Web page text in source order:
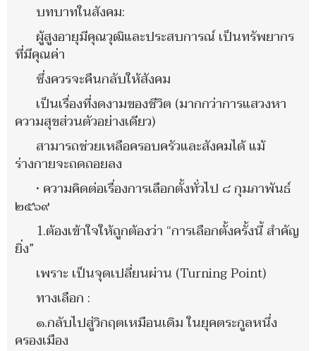
บทบาทในสังคม:
ผู้สูงอายุมีคุณวุฒิและประสบการณ์ เป็นทรัพยากร
ที่มีคุณค่า
ซึ่งควรจะคืนกลับให้สังคม
เป็นเรื่องที่งดงามของชีวิต (มากกว่าการแสวงหา
ความสุขส่วนตัวอย่างเดียว)
สามารถช่วยเหลือครอบครัวและสังคมได้ แม้
ร่างกายจะถดถอยลง
• ความคิดต่อเรื่องการเลือกตั้งทั่วไป ๘ กุมภาพันธ์
๒๕๖๙
1.ต้องเข้าใจให้ถูกต้องว่า “การเลือกตั้งครั้งนี้ สำคัญ
ยิ่ง”
เพราะ เป็นจุดเปลี่ยนผ่าน (Turning Point)
ทางเลือก :
๑.กลับไปสู่วิกฤตเหมือนเดิม ในยุคตระกูลหนึ่ง
ครองเมือง